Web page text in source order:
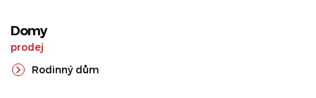
Domy
prodej
Rodinný dům